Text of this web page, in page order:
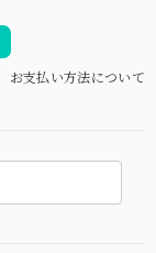
お支払い方法について